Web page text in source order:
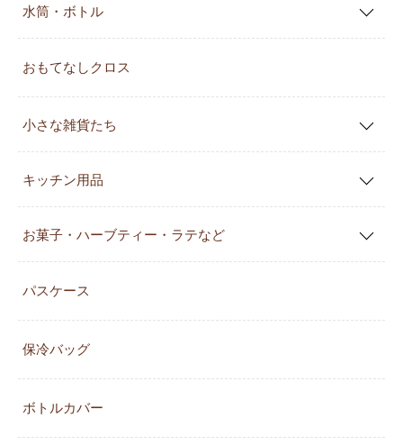
水筒・ボトル
おもてなしクロス
小さな雑貨たち
キッチン用品
お菓子・ハーブティー・ラテなど
パスケース
保冷バッグ
ボトルカバー